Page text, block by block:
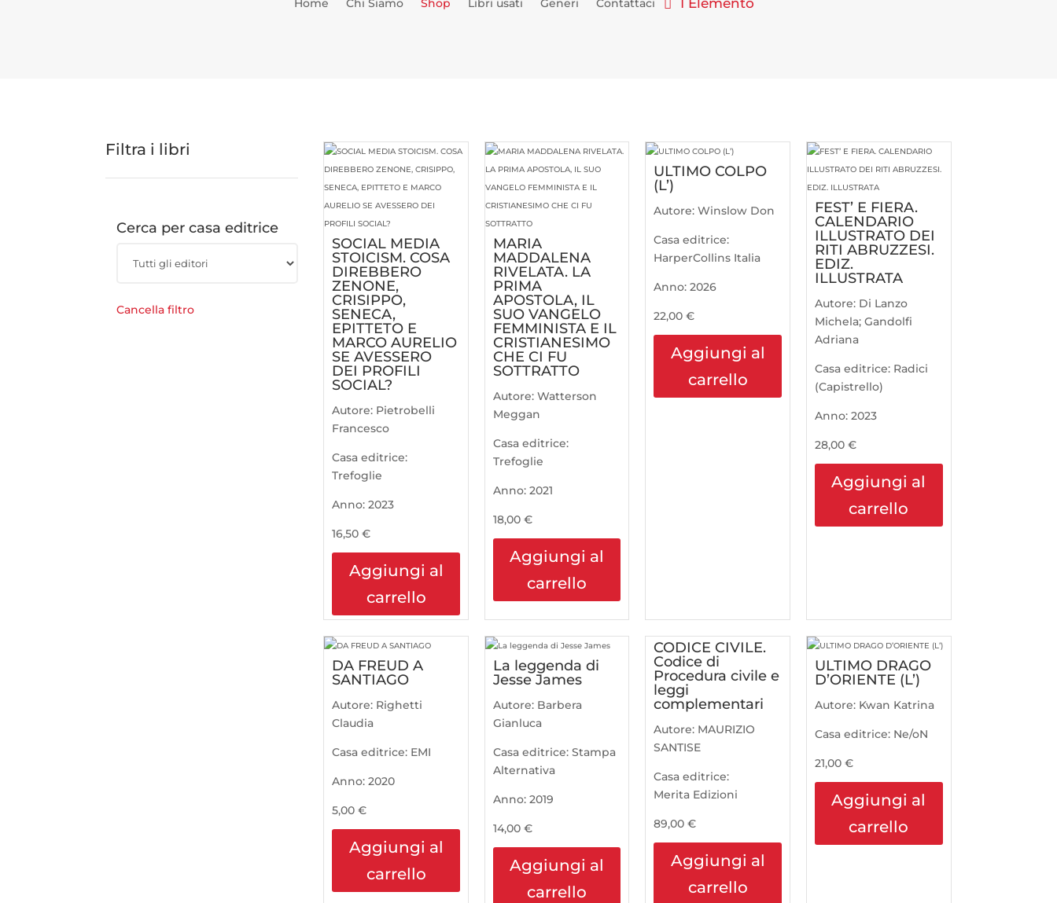
Home Chi Siamo Shop Libri usati Generi Contattaci 1 Elemento
Filtra i libri
Cerca per casa editrice
Cancella filtro
SOCIAL MEDIA
STOICISM. COSA
DIREBBERO
ZENONE,
CRISIPPO,
SENECA,
EPITTETO E
MARCO AURELIO
SE AVESSERO
DEI PROFILI
SOCIAL?
Autore: Pietrobelli
Francesco
Casa editrice:
Trefoglie
Anno:2023
16,50€
Aggiungi al
carrello
MARIA
MADDALENA
RIVELATA. LA
PRIMA
APOSTOLA, IL
SUO VANGELO
FEMMINISTA E IL
CRISTIANESIMO
CHE CI FU
SOTTRATTO
Autore: Watterson
Meggan
Casa editrice:
Trefoglie
Anno: 2021
18,00 €
Aggiungi al
carrello
ULTIMO COLPO
(L’)
Autore:Winslow Don
Casa editrice:
HarperCollins Italia
Anno:2026
22,00€
Aggiungi al
carrello
FEST’ E FIERA.
CALENDARIO
ILLUSTRATO DEI
RITI ABRUZZESI.
EDIZ.
ILLUSTRATA
Autore: Di Lanzo
Michela; Gandolfi
Adriana
Casa editrice: Radici
(Capistrello)
Anno: 2023
28,00 €
Aggiungi al
carrello
DA FREUD A
SANTIAGO
Autore: Righetti
Claudia
Casa editrice: EMI
Anno:2020
5,00€
Aggiungi al
carrello
La leggenda di
Jesse James
Autore: Barbera
Gianluca
Casa editrice: Stampa
Alternativa
Anno: 2019
14,00 €
Aggiungi al
carrello
CODICE CIVILE.
Codice di
Procedura civile e
leggi
complementari
Autore: MAURIZIO
SANTISE
Casa editrice:
Merita Edizioni
89,00€
Aggiungi al
carrello
ULTIMO DRAGO
D’ORIENTE (L’)
Autore: Kwan Katrina
Casa editrice: Ne/oN
21,00 €
Aggiungi al
carrello